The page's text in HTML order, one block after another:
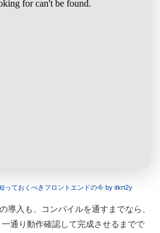
っておくべきフロントエンドの今 by itkrt2y
導入も、コンパイルを通すまでなら、
通り動作確認して完成させるまでで